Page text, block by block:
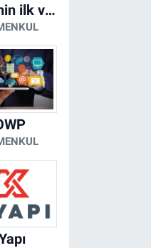
Türkiye'nin ilk ve tek yapay zeka destekli arsa ilan platformu